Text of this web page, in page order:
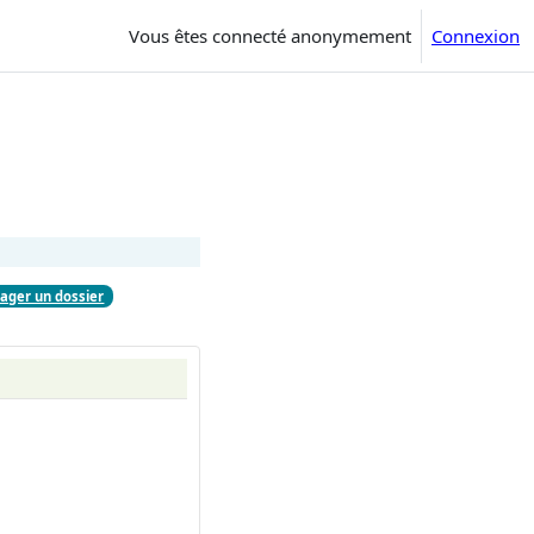
Vous êtes connecté anonymement Connexion
un dossier